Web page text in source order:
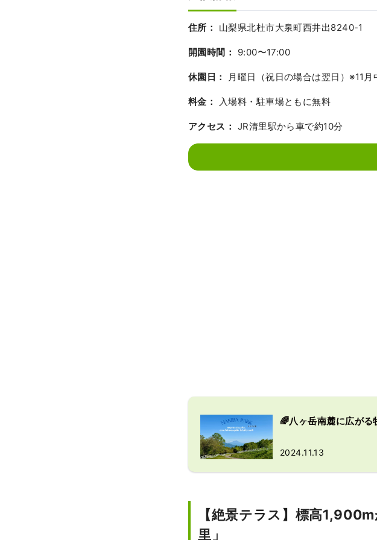
住所： 山梨県北杜市大泉町西井出8240-1
開園時間： 9:00〜17:00
休園日： 月曜日（祝日の場合は翌日）※11
料金： 入場料・駐車場ともに無料
アクセス： JR清里駅から車で約10分
🌈八ヶ岳南麓に広が
2024.11.13
【絶景テラス】標高
里」